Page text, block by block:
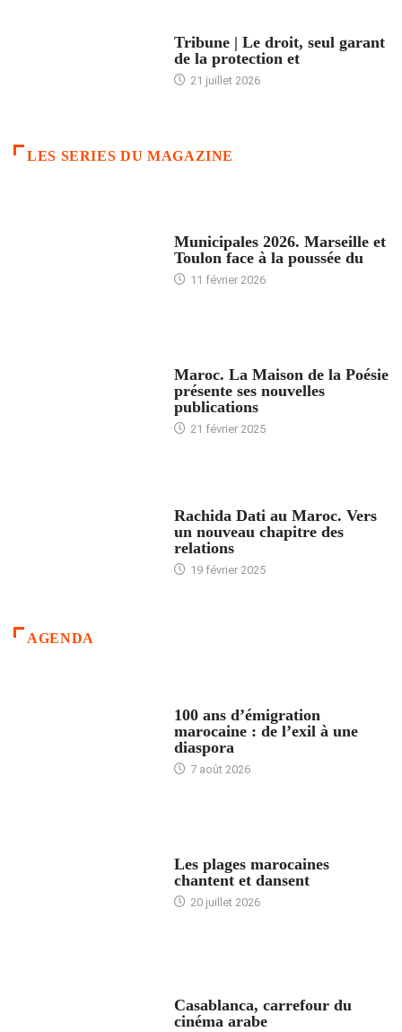
Tribune | Le droit, seul garant
de la protection et
21 juillet 2026
LES SERIES DU MAGAZINE
Municipales 2026. Marseille et
Toulon face à la poussée du
11 février 2026
Maroc. La Maison de la Poésie
présente ses nouvelles
publications
21 février 2025
Rachida Dati au Maroc. Vers
un nouveau chapitre des
relations
19 février 2025
AGENDA
100 ans d’émigration
marocaine : de l’exil à une
diaspora
7 août 2026
Les plages marocaines
chantent et dansent
20 juillet 2026
Casablanca, carrefour du
cinéma arabe